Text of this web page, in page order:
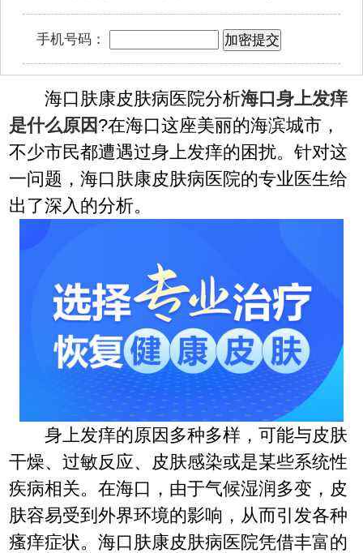
手机号码：
海口肤康皮肤病医院分析海口身上发痒
是什么原因 ?在海口这座美丽的海滨城市，
不少市民都遭遇过身上发痒的困扰。针对这
一问题，海口肤康皮肤病医院的专业医生给
出了深入的分析。
身上发痒的原因多种多样，可能与皮肤
干燥、过敏反应、皮肤感染或是某些系统性
疾病相关。在海口，由于气候湿润多变，皮
肤容易受到外界环境的影响，从而引发各种
瘙痒症状。海口肤康皮肤病医院凭借丰富的